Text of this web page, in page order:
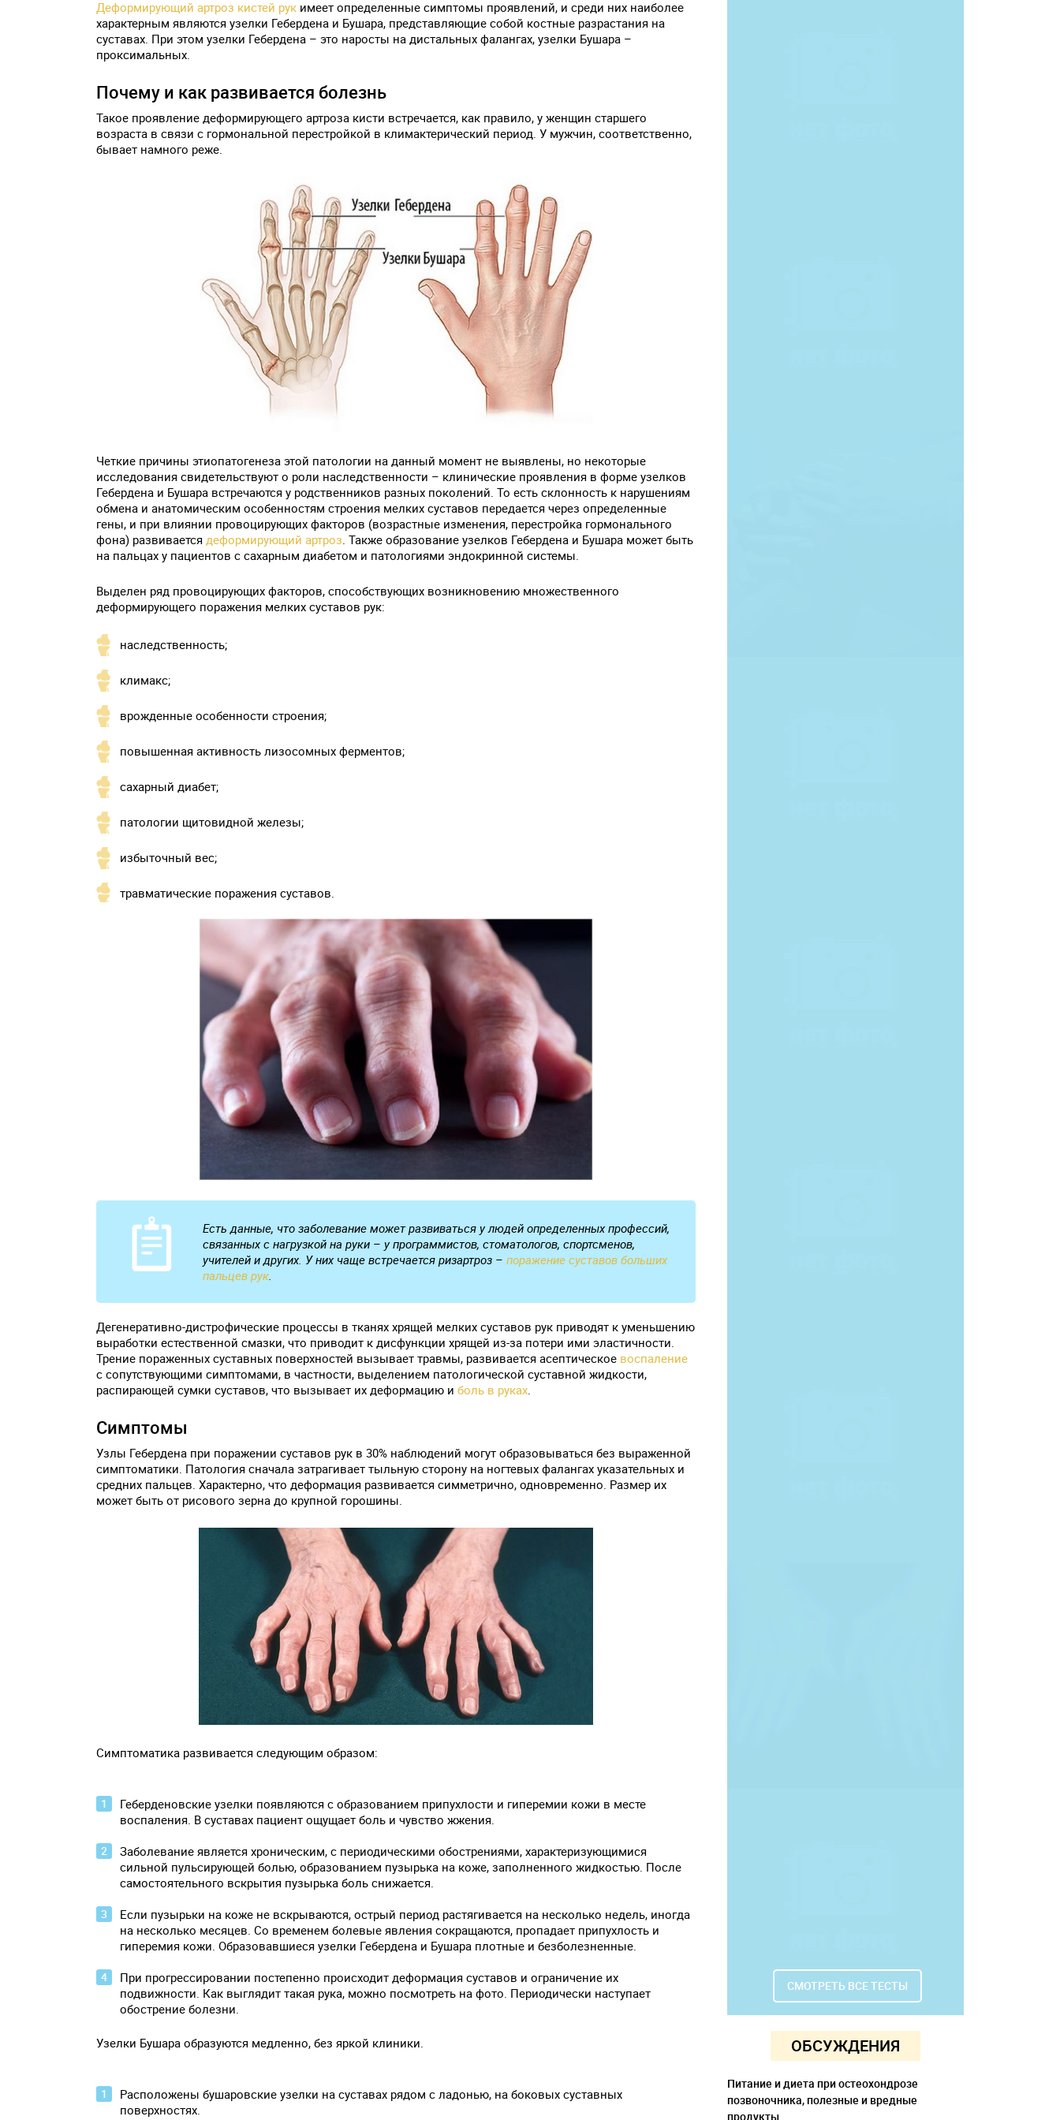
Деформирующий артроз кистей рук имеет определенные симптомы проявлений, и среди них наиболее
характерным являются узелки Гебердена и Бушара, представляющие собой костные разрастания на
суставах. При этом узелки Гебердена – это наросты на дистальных фалангах, узелки Бушара –
проксимальных.
Почему и как развивается болезнь
Такое проявление деформирующего артроза кисти встречается, как правило, у женщин старшего
возраста в связи с гормональной перестройкой в климактерический период. У мужчин, соответственно,
бывает намного реже.
Четкие причины этиопатогенеза этой патологии на данный момент не выявлены, но некоторые
исследования свидетельствуют о роли наследственности – клинические проявления в форме узелков
Гебердена и Бушара встречаются у родственников разных поколений. То есть склонность к нарушениям
обмена и анатомическим особенностям строения мелких суставов передается через определенные
гены, и при влиянии провоцирующих факторов (возрастные изменения, перестройка гормонального
фона) развивается деформирующий артроз. Также образование узелков Гебердена и Бушара может быть
на пальцах у пациентов с сахарным диабетом и патологиями эндокринной системы.
Выделен ряд провоцирующих факторов, способствующих возникновению множественного
деформирующего поражения мелких суставов рук:
наследственность;
климакс;
врожденные особенности строения;
повышенная активность лизосомных ферментов;
сахарный диабет;
патологии щитовидной железы;
избыточный вес;
травматические поражения суставов.
Есть данные, что заболевание может развиваться у людей определенных профессий,
связанных с нагрузкой на руки – у программистов, стоматологов, спортсменов,
учителей и других. У них чаще встречается ризартроз – поражение суставов больших
пальцев рук
Дегенеративно-дистрофические процессы в тканях хрящей мелких суставов рук приводят к уменьшению
выработки естественной смазки, что приводит к дисфункции хрящей из-за потери ими эластичности.
Трение пораженных суставных поверхностей вызывает травмы, развивается асептическое воспаление
с сопутствующими симптомами, в частности, выделением патологической суставной жидкости,
распирающей сумки суставов, что вызывает их деформацию и боль в руках
Симптомы
Узлы Гебердена при поражении суставов рук в 30% наблюдений могут образовываться без выраженной
симптоматики. Патология сначала затрагивает тыльную сторону на ногтевых фалангах указательных и
средних пальцев. Характерно, что деформация развивается симметрично, одновременно. Размер их
может быть от рисового зерна до крупной горошины.
Симптоматика развивается следующим образом:
Геберденовские узелки появляются с образованием припухлости и гиперемии кожи в месте
воспаления. В суставах пациент ощущает боль и чувство жжения.
Заболевание является хроническим, с периодическими обострениями, характеризующимися
сильной пульсирующей болью, образованием пузырька на коже, заполненного жидкостью. После
самостоятельного вскрытия пузырька боль снижается.
Если пузырьки на коже не вскрываются, острый период растягивается на несколько недель, иногда
на несколько месяцев. Со временем болевые явления сокращаются, пропадает припухлость и
гиперемия кожи. Образовавшиеся узелки Гебердена и Бушара плотные и безболезненные.
При прогрессировании постепенно происходит деформация суставов и ограничение их
подвижности. Как выглядит такая рука, можно посмотреть на фото. Периодически наступает
обострение болезни.
Узелки Бушара образуются медленно, без яркой клиники.
Расположены бушаровские узелки на суставах рядом с ладонью, на боковых суставных
поверхностях.
СМОТРЕТЬ ВСЕ ТЕСТЫ
ОБСУЖДЕНИЯ
Питание и диета при остеохондрозе
позвоночника, полезные и вредные
продукты